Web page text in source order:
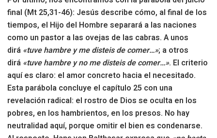
final (Mt 25,31-46): Jesús describe cómo, al final de los
tiempos, el Hijo del Hombre separará a las naciones
como un pastor a las ovejas de las cabras. A unos
dirá «tuve hambre y me disteis de comer…»; a otros
dirá «tuve hambre y no me disteis de comer…». El criterio
aquí es claro: el amor concreto hacia el necesitado.
Esta parábola concluye el capítulo 25 con una
revelación radical: el rostro de Dios se oculta en los
pobres, en los hambrientos, en los presos. No hay
neutralidad aquí, porque omitir el bien es condenarse.